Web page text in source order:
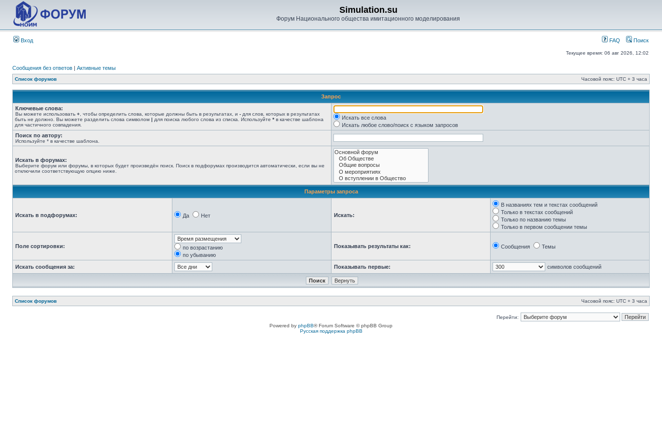
Simulation.su
Форум Национального общества имитационного моделирования
Вход FAQ Поиск
Текущее время: 06 авг 2026, 12:02
Сообщения без ответов | Активные темы
Список форумов Часовой пояс: UTC + 3 часа
Запрос
Ключевые слова:
Вы можете использовать + , чтобы определить слова, которые должны быть в результатах, и - для слов, которых в результатах
быть не должно. Вы можете разделить слова символом | для поиска любого слова из списка. Используйте * в качестве шаблона
для частичного совпадения.
Искать все слова
Искать любое слово/поиск с языком запросов
Поиск по автору:
Используйте * в качестве шаблона.
Искать в форумах:
Выберите форум или форумы, в которых будет произведён поиск. Поиск в подфорумах производится автоматически, если вы не
отключили соответствующую опцию ниже.
Параметры запроса
Искать в подфорумах: Да Нет Искать:
В названиях тем и текстах сообщений
Только в текстах сообщений
Только по названию темы
Только в первом сообщении темы
Поле сортировки:
по возрастанию
по убыванию
Показывать результаты как: Сообщения Темы
Искать сообщения за: Показывать первые: символов сообщений
Список форумов Часовой пояс: UTC + 3 часа
Перейти:
Powered by phpBB® Forum Software © phpBB Group
Русская поддержка phpBB